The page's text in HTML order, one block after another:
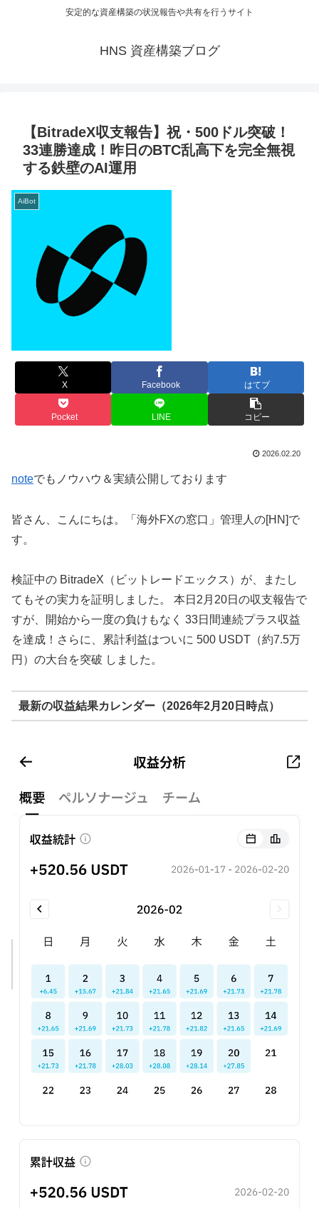
安定的な資産構築の状況報告や共有を行うサイト
HNS 資産構築ブログ
【BitradeX収支報告】祝・500ドル突破！
33連勝達成！昨日のBTC乱高下を完全無視
する鉄壁のAI運用
AiBot
X Facebook はてブ
Pocket LINE コピー
2026.02.20
noteでもノウハウ＆実績公開しております
皆さん、こんにちは。「海外FXの窓口」管理人の[HN]で
す。
検証中の BitradeX（ビットレードエックス）が、またし
てもその実力を証明しました。 本日2月20日の収支報告で
すが、開始から一度の負けもなく 33日間連続プラス収益
を達成！さらに、累計利益はついに 500 USDT（約7.5万
円）の大台を突破 しました。
最新の収益結果カレンダー（2026年2月20日時点）